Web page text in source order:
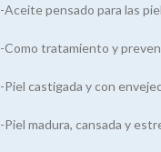
-Aceite pensado para las
-Como tratamiento y
-Piel castigada y con
-Piel madura, cansada y